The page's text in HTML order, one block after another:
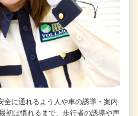
全に通れるよう人や車の誘導・案内
初は慣れるまで、歩行者の誘導や声